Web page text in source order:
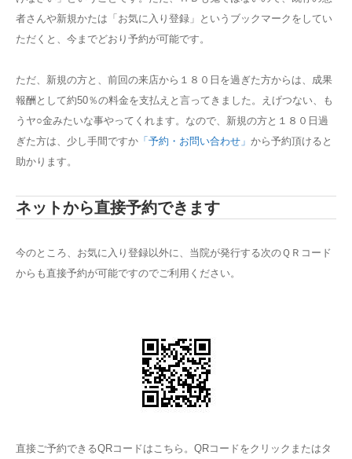
者さんや新規かたは「お気に入り登録」というブックマークをしてい
ただくと、今までどおり予約が可能です。
ただ、新規の方と、前回の来店から１８０日を過ぎた方からは、成果
報酬として約50％の料金を支払えと言ってきました。えげつない、も
うヤ○金みたいな事やってくれます。なので、新規の方と１８０日過
ぎた方は、少し手間ですか 「予約・お問い合わせ」 から予約頂けると
助かります。
ネットから直接予約できます
今のところ、お気に入り登録以外に、当院が発行する次のＱＲコード
からも直接予約が可能ですのでご利用ください。
直接ご予約できるQRコードはこちら。QRコードをクリックまたはタ